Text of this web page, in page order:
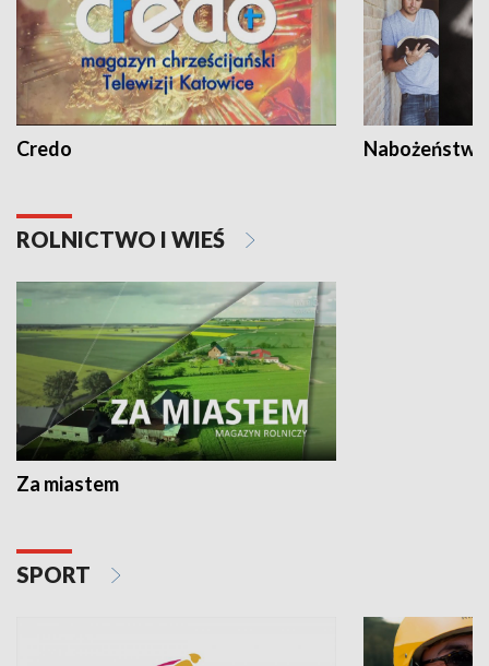
Credo
ROLNICTWO I WIEŚ
Za miastem
SPORT